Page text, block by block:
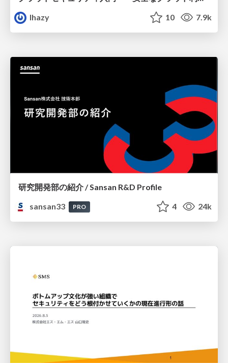
lhazy
10 7.9k
研究開発部の紹介 / Sansan R&D Profile
sansan33
PRO 4 24k